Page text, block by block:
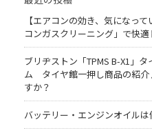
【エアコンの効き、気になっ
コンガスクリーニング」で快適
ブリヂストン「TPMS B-X1」
ム タイヤ館一押し商品の紹
すか？
バッテリー・エンジンオイル